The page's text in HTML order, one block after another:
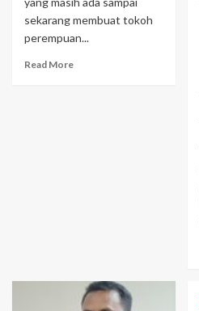
sekarang membuat tokoh
perempuan...
Read More